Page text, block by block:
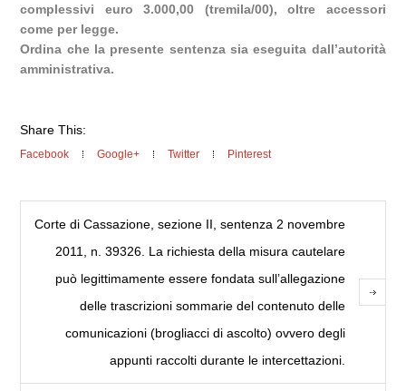
complessivi euro 3.000,00 (tremila/00), oltre accessori
come per legge.
Ordina che la presente sentenza sia eseguita dall’autorità
amministrativa.
Share This:
Facebook Google+ Twitter Pinterest
Corte di Cassazione, sezione II, sentenza 2 novembre
2011, n. 39326. La richiesta della misura cautelare
può legittimamente essere fondata sull’allegazione
delle trascrizioni sommarie del contenuto delle
comunicazioni (brogliacci di ascolto) ovvero degli
appunti raccolti durante le intercettazioni.